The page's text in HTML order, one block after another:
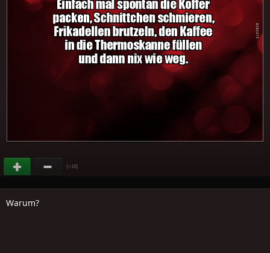
(+19)
Warum?